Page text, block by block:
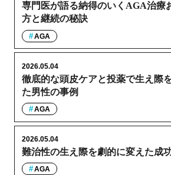
専門医が語る納得のいくAGA治療
方と継続の秘訣
AGA
徹底的な頭皮ケアと投薬で生え際
た男性の事例
2026.05.04
AGA
難治性の生え際を劇的に変えた成
2026.05.04
AGA